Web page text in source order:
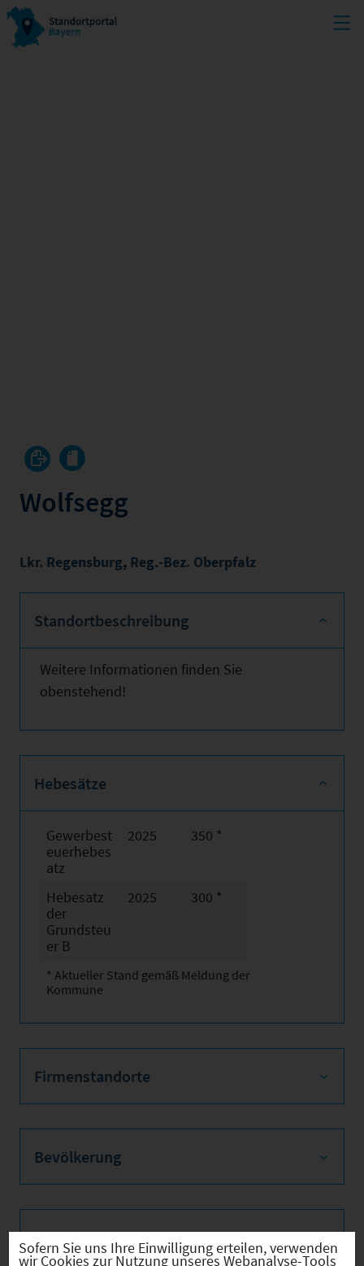
Wolfsegg
Lkr. Regensburg, Reg.-Bez. Oberpfalz
Standortbeschreibung
Weitere Informationen finden Sie
obenstehend!
Hebesätze
Gewerbest
euerhebes
atz
2025 350 *
Hebesatz
der
Grundsteu
er B
2025 300 *
* Aktueller Stand gemäß Meldung der
Kommune
Firmenstandorte
Bevölkerung
Sozialvers. Beschäftigte
Sofern Sie uns Ihre Einwilligung erteilen, verwenden
wir Cookies zur Nutzung unseres Webanalyse-Tools